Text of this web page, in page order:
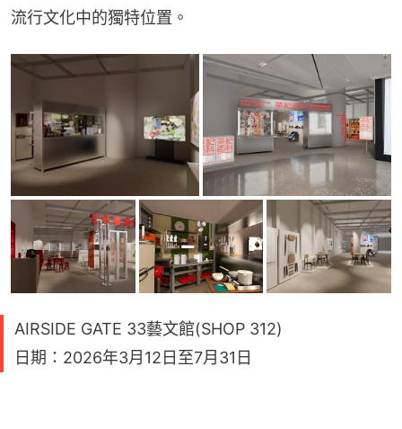
流行文化中的獨特位置。
AIRSIDE GATE 33藝文館(SHOP 312)
日期：2026年3月12日至7月31日